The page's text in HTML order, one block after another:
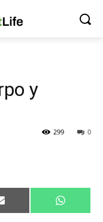
y
0
299
Compartir
en
Email
en